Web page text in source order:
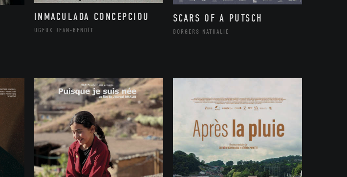
INMACULADA CONCEPCIOU
UGEUX JEAN-BENOÎT
SCARS OF A PUTSCH
BORGERS NATHALIE